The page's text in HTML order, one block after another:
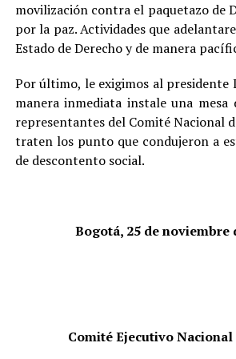
movilización contra el paquetazo de
por la paz. Actividades que
Estado de Derecho y de manera
Por último, le exigimos al presidente
manera inmediata instale una mesa
representantes del Comité Nacional
traten los punto que condujeron a
de descontento social.
Bogotá, 25 de noviembre
Comité Ejecutivo Nacional